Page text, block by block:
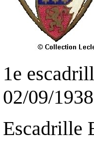
1e
02/09/1938
Escadrille